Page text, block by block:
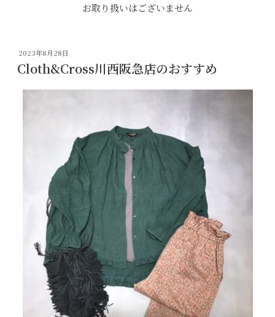
お取り扱いはございません
投
稿
日:
2023年8月28日
Cloth&Cross川西阪急店のおすすめ